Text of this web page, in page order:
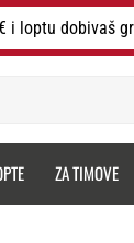
i loptu dobivaš
ZA TIMOVE